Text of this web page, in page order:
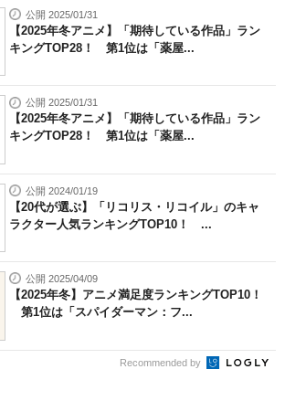
公開 2025/01/31
【2025年冬アニメ】「期待している作品」ラン
キングTOP28！ 第1位は「薬屋...
公開 2025/01/31
【2025年冬アニメ】「期待している作品」ラン
キングTOP28！ 第1位は「薬屋...
公開 2024/01/19
【20代が選ぶ】「リコリス・リコイル」のキャ
ラクター人気ランキングTOP10！ ...
公開 2025/04/09
【2025年冬】アニメ満足度ランキングTOP10！
第1位は「スパイダーマン：フ...
Recommended by